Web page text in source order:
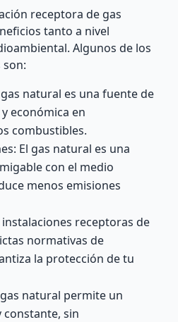
receptora de gas
tanto a nivel
Algunos de los
natural es una fuente de
económica en
combustibles.
El gas natural es una
con el medio
menos emisiones
receptoras de
normativas de
la protección de tu
natural permite un
sin